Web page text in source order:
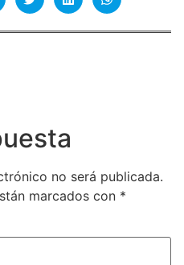
no será publicada.
marcados con *